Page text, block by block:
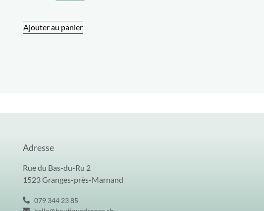
Ajouter au panier
Adresse
Rue du Bas-du-Ru 2
1523 Granges-près-Marnand
079 344 23 85